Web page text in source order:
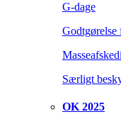
G-dage
Godtgørelse
Særligt
OK 2025